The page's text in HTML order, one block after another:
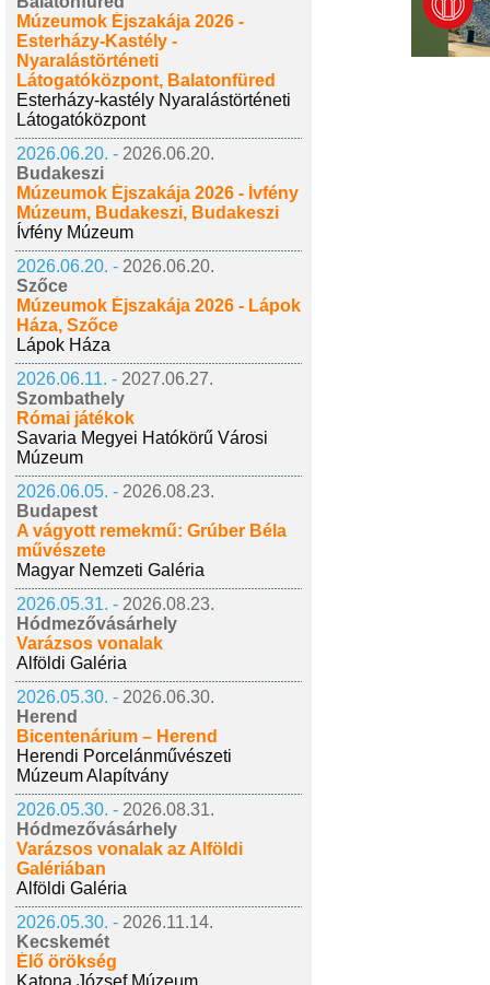
Múzeumok Éjszakája 2026 -
Esterházy-Kastély -
Nyaralástörténeti
Látogatóközpont, Balatonfüred
Esterházy-kastély Nyaralástörténeti
Látogatóközpont
2026.06.20. - 2026.06.20.
Budakeszi
Múzeumok Éjszakája 2026 - Ívfény
Múzeum, Budakeszi, Budakeszi
Ívfény Múzeum
2026.06.20. - 2026.06.20.
Szőce
Múzeumok Éjszakája 2026 - Lápok
Háza, Szőce
Lápok Háza
2026.06.11. - 2027.06.27.
Szombathely
Római játékok
Savaria Megyei Hatókörű Városi
Múzeum
2026.06.05. - 2026.08.23.
Budapest
A vágyott remekmű: Grúber Béla
művészete
Magyar Nemzeti Galéria
2026.05.31. - 2026.08.23.
Hódmezővásárhely
Varázsos vonalak
Alföldi Galéria
2026.05.30. - 2026.06.30.
Herend
Bicentenárium – Herend
Herendi Porcelánművészeti
Múzeum Alapítvány
2026.05.30. - 2026.08.31.
Hódmezővásárhely
Varázsos vonalak az Alföldi
Galériában
Alföldi Galéria
2026.05.30. - 2026.11.14.
Kecskemét
Élő örökség
Katona József Múzeum